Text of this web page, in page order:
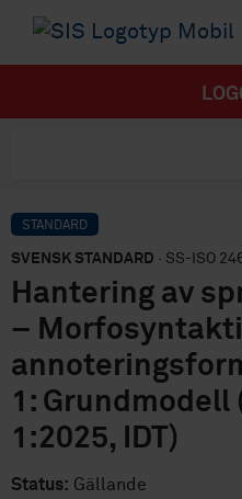
STANDARD
SVENSK STANDARD · SS-ISO
Hantering av
–
1: Grundmodell
1:2025, IDT)
Status: Gällande